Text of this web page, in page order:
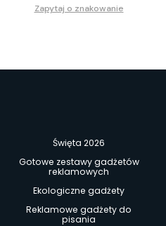
Zapytaj o znakowanie
Święta 2026
Gotowe zestawy gadżetów
reklamowych
Ekologiczne gadżety
Reklamowe gadżety do
pisania